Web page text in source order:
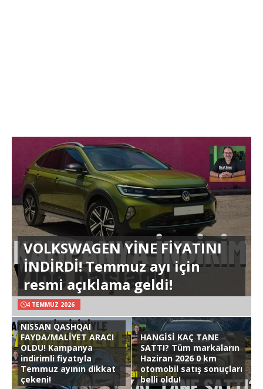
VOLKSWAGEN YİNE FİYATINI
İNDİRDİ! Temmuz ayı için
resmi açıklama geldi!
4 TEMMUZ 2026
NISSAN QASHQAI
FAYDA/MALİYET ARACI
OLDU! Kampanya
indirimli fiyatıyla
Temmuz ayının dikkat
çekeni!
HANGİSİ KAÇ TANE
SATTI? Tüm markaların
Haziran 2026 0 km
otomobil satış sonuçları
belli oldu!